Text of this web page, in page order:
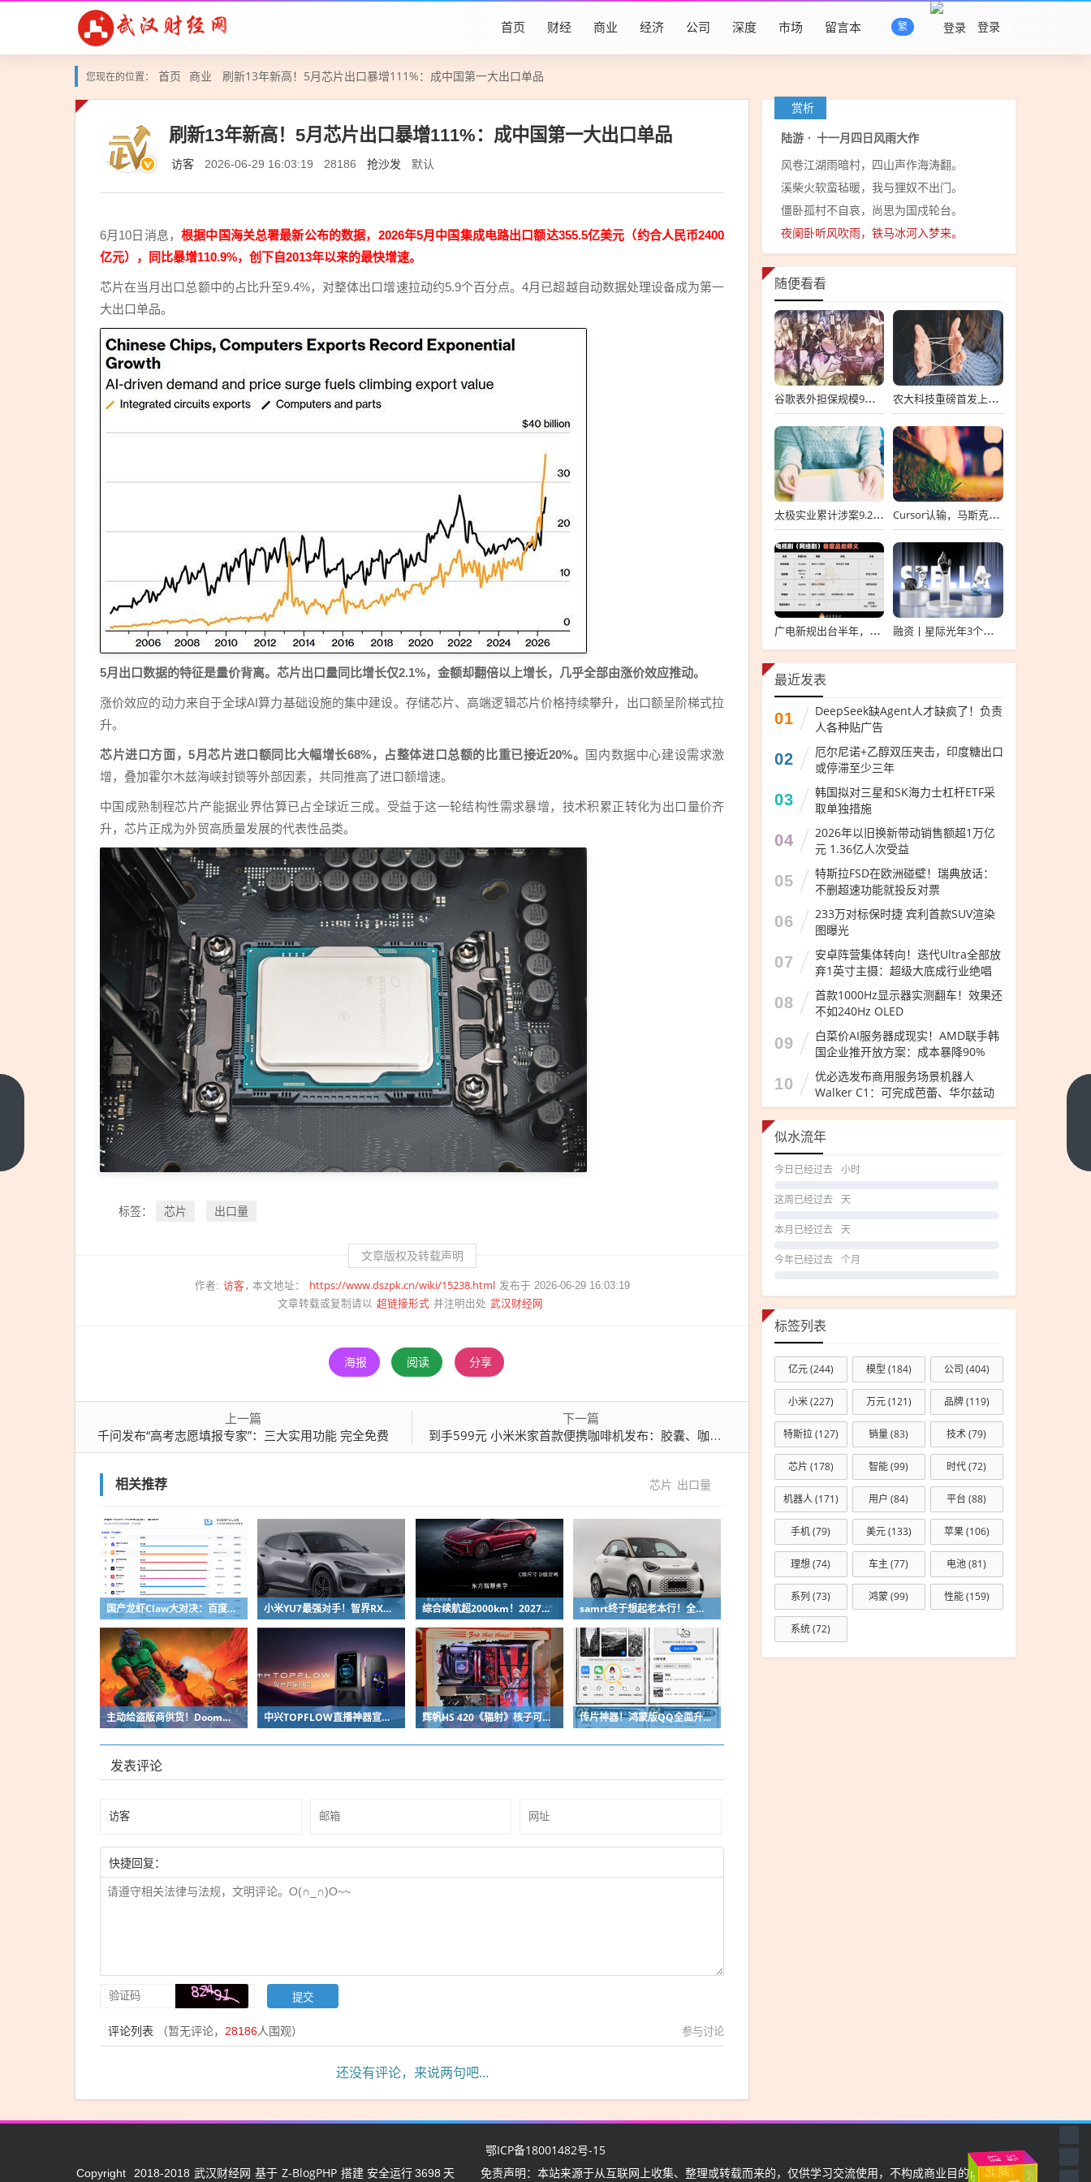
登录
繁
首页 财经 商业 经济 公司 深度 市场 留言本
您现在的位置： 首页 商业 刷新13年新高！5月芯片出口暴增111%：成中国第一大出口单品
刷新13年新高！5月芯片出口暴增111%：成中国第一大出口单品
访客 2026-06-29 16:03:19 28186 抢沙发 默认
6月10日消息，根据中国海关总署最新公布的数据，2026年5月中国集成电路出口额达355.5亿美元（约合人民币2400
亿元），同比暴增110.9%，创下自2013年以来的最快增速。
芯片在当月出口总额中的占比升至9.4%，对整体出口增速拉动约5.9个百分点。4月已超越自动数据处理设备成为第一
大出口单品。
5月出口数据的特征是量价背离。芯片出口量同比增长仅2.1%，金额却翻倍以上增长，几乎全部由涨价效应推动。
涨价效应的动力来自于全球AI算力基础设施的集中建设。存储芯片、高端逻辑芯片价格持续攀升，出口额呈阶梯式拉
升。
芯片进口方面，5月芯片进口额同比大幅增长68%，占整体进口总额的比重已接近20%。 国内数据中心建设需求激
增，叠加霍尔木兹海峡封锁等外部因素，共同推高了进口额增速。
中国成熟制程芯片产能据业界估算已占全球近三成。受益于这一轮结构性需求暴增，技术积累正转化为出口量价齐
升，芯片正成为外贸高质量发展的代表性品类。
标签： 芯片 出口量
文章版权及转载声明
作者: 访客 本文地址： https://www.dszpk.cn/wiki/15238.html 发布于 2026-06-29 16:03:19
文章转载或复制请以 超链接形式 并注明出处 武汉财经网
海报 阅读 分享
上一篇
千问发布“高考志愿填报专家”：三大实用功能 完全免费
下一篇
到手599元 小米米家首款便携咖啡机发布：胶囊、咖啡粉一机搞定
相关推荐 芯片 出口量
国产龙虾Claw大对决：百度第一、小米第二 小米YU7最强对手！智界RX新车申报：低趴车身颜值出众 综合续航超2000km！2027款奇瑞风云A9L上市：限时13.99万起 samrt终于想起老本行！全新微型纯电双座轿车精灵#2申报
主动给盗版商供货！Doom之父自曝曾向中国贱卖空包装 中兴TOPFLOW直播神器宣布8月14日开售：Wi-Fi 7 最多连接64台设备 辉帆HS 420《辐射》核子可乐定制版机箱亮相：2027年正式发售 传片神器！鸿蒙版QQ全面升级：10G大文件免压缩直传
发表评论
快捷回复：
评论列表 （暂无评论， 28186人围观） 参与讨论
还没有评论，来说两句吧...
赏析
陆游 · 十一月四日风雨大作
风卷江湖雨暗村，四山声作海涛翻。
溪柴火软蛮毡暖，我与狸奴不出门。
僵卧孤村不自哀，尚思为国戍轮台。
夜阑卧听风吹雨，铁马冰河入梦来。
随便看看
谷歌表外担保规模9个月涨6倍至438亿美元，用“财务兜底”换TPU芯片订单 农大科技重磅首发上会，北交所募资达4.13亿元，科技创新引领未来发展！
太极实业累计涉案9.2亿元，股价一周跌超30%，子公司起诉讨要6396万工程款 Cursor认输，马斯克没赢
广电新规出台半年，影视公司看懂这套“IP宇宙说明书”了吗？ 融资丨星际光年3个月内连续完成2轮融资，累计融资亿元
最近发表
01
DeepSeek缺Agent人才缺疯了！负责
人各种贴广告
02
厄尔尼诺+乙醇双压夹击，印度糖出口
或停滞至少三年
03
韩国拟对三星和SK海力士杠杆ETF采
取单独措施
04
2026年以旧换新带动销售额超1万亿
元 1.36亿人次受益
05
特斯拉FSD在欧洲碰壁！瑞典放话：
不删超速功能就投反对票
06
233万对标保时捷 宾利首款SUV渲染
图曝光
07
安卓阵营集体转向！迭代Ultra全部放
弃1英寸主摄：超级大底成行业绝唱
08
首款1000Hz显示器实测翻车！效果还
不如240Hz OLED
09
白菜价AI服务器成现实！AMD联手韩
国企业推开放方案：成本暴降90%
10
优必选发布商用服务场景机器人
Walker C1：可完成芭蕾、华尔兹动
作
似水流年
今日已经过去 小时
这周已经过去 天
本月已经过去 天
今年已经过去 个月
标签列表
亿元(244) 模型 (184) 公司 (404)
小米(227) 万元(121) 品牌(119)
特斯拉(127) 销量(83) 技术(79)
芯片 (178) 智能(99) 时代(72)
机器人(171) 用户 (84) 平台 (88)
手机(79) 美元(133) 苹果(106)
理想(74) 车主 (77) 电池(81)
系列 (73) 鸿蒙(99) 性能(159)
系统(72)
鄂ICP备18001482号-15
Copyright 2018-2018 武汉财经网 基于 Z-BlogPHP 搭建 安全运行3698 天 免责声明：本站来源于从互联网上收集、整理或转载而来的，仅供学习交流使用，不构成商业目的，请谨慎 加
油
武汉
挺
住